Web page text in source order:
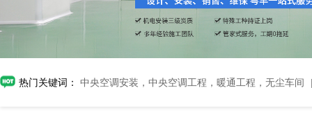
热门关键词： 中央空调安装，中央空调工程，暖通工程，无尘车间